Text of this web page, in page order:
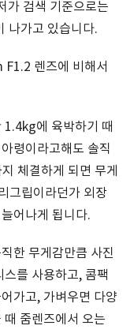
가 검색 기준으로는
나가고 있습니다.
렌즈에 비해서
1.4kg에 육박하기 때
령이라고해도 솔직
체결하게 되면 무게
그립이라던가 외장
어나게 됩니다.
한 무게감만큼 사진
를 사용하고, 콤팩
가고, 가벼우면 다양
줌렌즈에서 오는